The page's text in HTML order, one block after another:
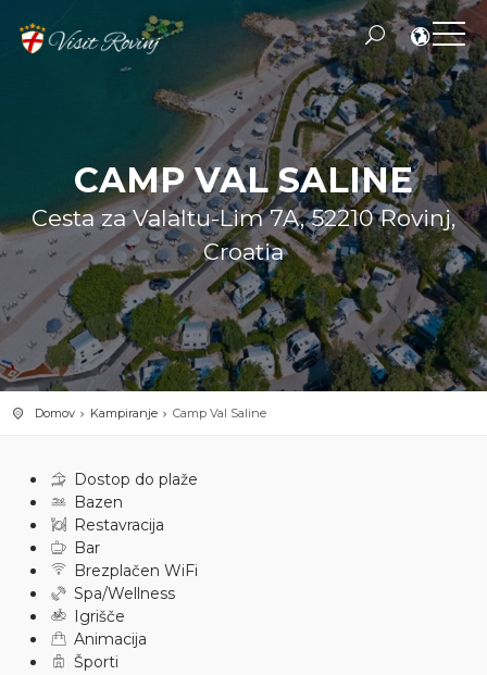
CAMP VAL SALINE
Cesta za Valaltu-Lim 7A, 52210 Rovinj,
Croatia
Domov Kampiranje Camp Val Saline
Dostop do plaže
Bazen
Restavracija
Bar
Brezplačen WiFi
Spa/Wellness
Igrišče
Animacija
Športi